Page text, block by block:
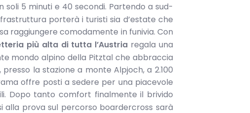
5 minuti e 40 secondi. Partendo a sud-
porterà i turisti sia d’estate che
raggiungere comodamente in funivia. Con
più alta di tutta l’Austria regala una
mondo alpino della Pitztal che abbraccia
la stazione a monte Alpjoch, a 2.100
offre posti a sedere per una piacevole
Dopo tanto comfort finalmente il brivido
prova sul percorso boardercross sarà